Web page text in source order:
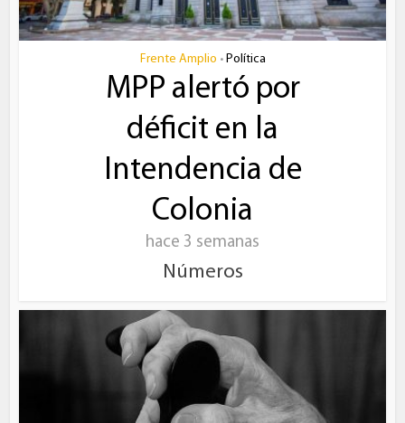
Frente Amplio • Política
MPP alertó por
déficit en la
Intendencia de
Colonia
hace 3 semanas
Números